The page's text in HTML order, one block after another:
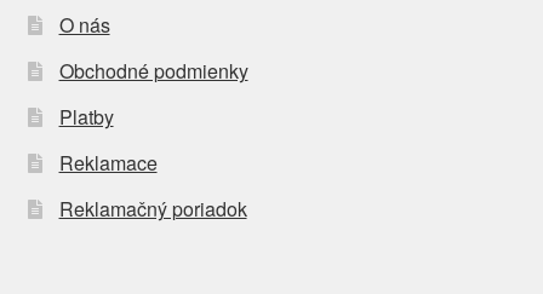
O nás
Obchodné podmienky
Platby
Reklamace
Reklamačný poriadok